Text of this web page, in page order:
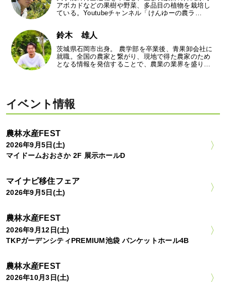
アボカドなどの果樹や野菜、多品目の植物を栽培し
ている。Youtubeチャンネル「けんゆーの農ラ…
鈴木 雄人
茨城県石岡市出身。 農学部を卒業後、青果卸会社に
就職。全国の農家と繋がり、現地で得た農家のため
となる情報を発信することで、農業の業界を盛り…
イベント情報
農林水産FEST
2026年9月5日(土)
マイドームおおさか 2F 展示ホールD
マイナビ移住フェア
2026年9月5日(土)
農林水産FEST
2026年9月12日(土)
TKPガーデンシティPREMIUM池袋 バンケットホール4B
農林水産FEST
2026年10月3日(土)